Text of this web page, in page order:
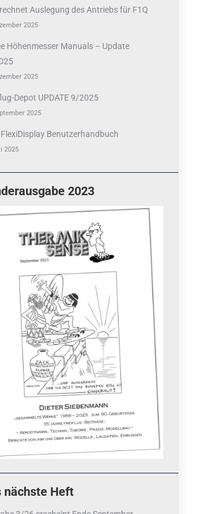
Auslegung des Antriebs für F1Q
2025
Höhenmesser Manuals – Update
2025
Depot UPDATE 9/2025
2025
Benutzerhandbuch
2025
2023
nächste Heft
Quicklinks
News
Termine
Ergebnisse
bezahlen mit / pay by
PayPal
Datenschutzerklärung
Cookie-Richtlinie (EU)